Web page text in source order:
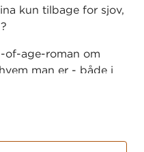
kun tilbage for sjov,
of-age-roman om
man er - både i